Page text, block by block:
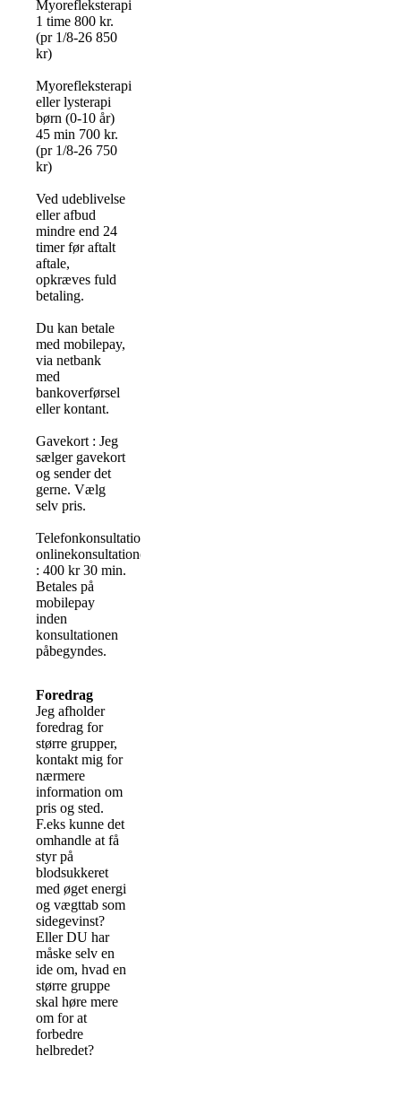
Myorefleksterapi
1 time 800 kr.
(pr 1/8-26 850
kr)
Myorefleksterapi
eller lysterapi
børn (0-10 år)
45 min 700 kr.
(pr 1/8-26 750
kr)
Ved udeblivelse
eller afbud
mindre end 24
timer før aftalt
aftale,
opkræves fuld
betaling.
Du kan betale
med mobilepay,
via netbank
med
bankoverførsel
eller kontant.
Gavekort : Jeg
sælger gavekort
og sender det
gerne. Vælg
selv pris.
Telefonkonsultationer/
onlinekonsultationer
: 400 kr 30 min.
Betales på
mobilepay
inden
konsultationen
påbegyndes.
Foredrag
Jeg afholder
foredrag for
større grupper,
kontakt mig for
nærmere
information om
pris og sted.
F.eks kunne det
omhandle at få
styr på
blodsukkeret
med øget energi
og vægttab som
sidegevinst?
Eller DU har
måske selv en
ide om, hvad en
større gruppe
skal høre mere
om for at
forbedre
helbredet?